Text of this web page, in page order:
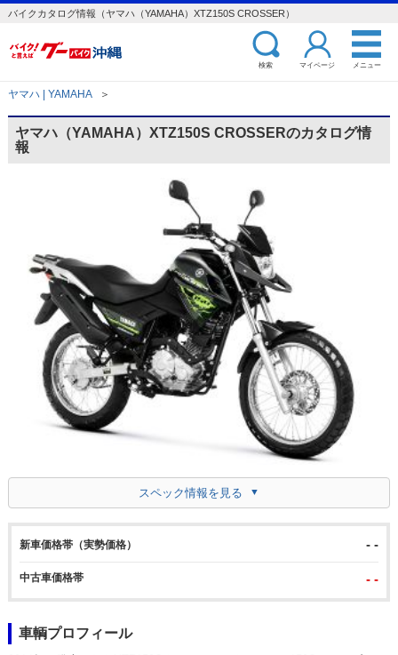
バイクカタログ情報（ヤマハ（YAMAHA）XTZ150S CROSSER）
検索 マイページ メニュー
ヤマハ | YAMAHA ＞
ヤマハ（YAMAHA）XTZ150S CROSSERのカタログ情
報
スペック情報を見る
新車価格帯（実勢価格） - -
中古車価格帯 - -
車輌プロフィール